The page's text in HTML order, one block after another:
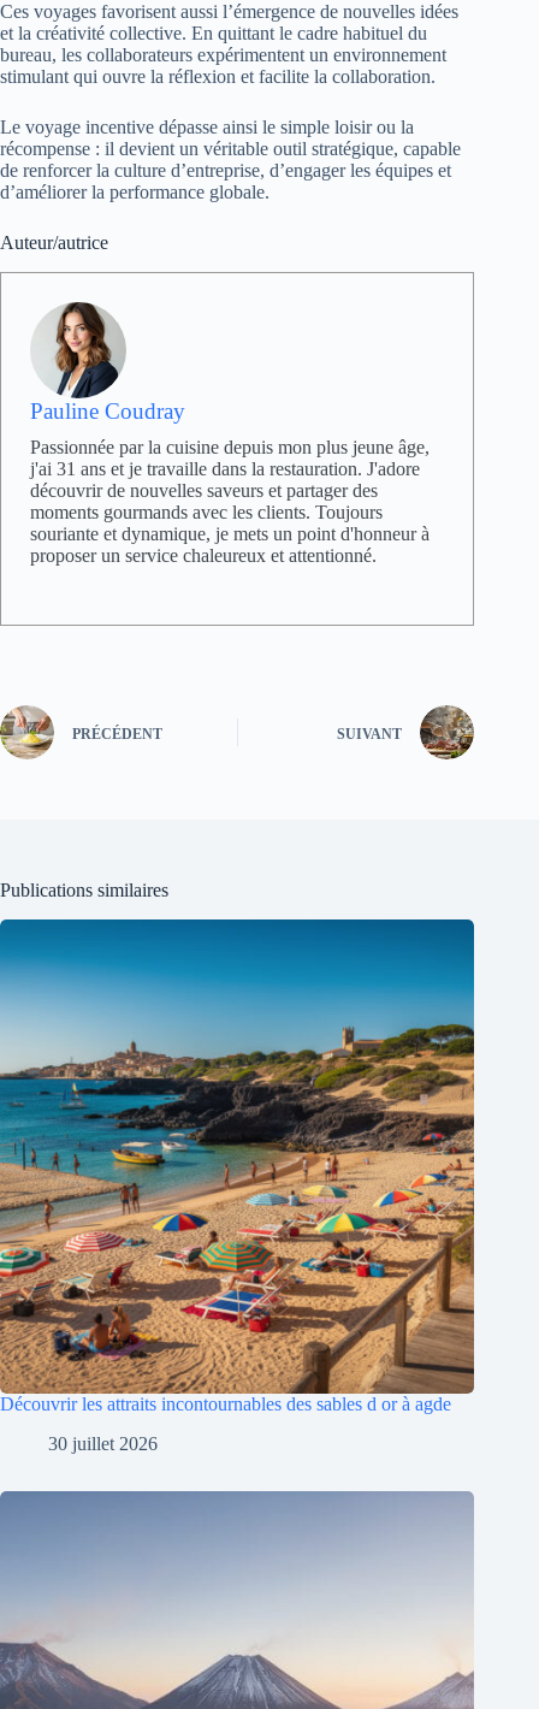
Ces voyages favorisent aussi l’émergence de nouvelles idées
et la créativité collective. En quittant le cadre habituel du
bureau, les collaborateurs expérimentent un environnement
stimulant qui ouvre la réflexion et facilite la collaboration.
Le voyage incentive dépasse ainsi le simple loisir ou la
récompense : il devient un véritable outil stratégique, capable
de renforcer la culture d’entreprise, d’engager les équipes et
d’améliorer la performance globale.
Auteur/autrice
Pauline Coudray
Passionnée par la cuisine depuis mon plus jeune âge,
j'ai 31 ans et je travaille dans la restauration. J'adore
découvrir de nouvelles saveurs et partager des
moments gourmands avec les clients. Toujours
souriante et dynamique, je mets un point d'honneur à
proposer un service chaleureux et attentionné.
PRÉCÉDENT SUIVANT
Publications similaires
Découvrir les attraits incontournables des sables d or à agde
30 juillet 2026